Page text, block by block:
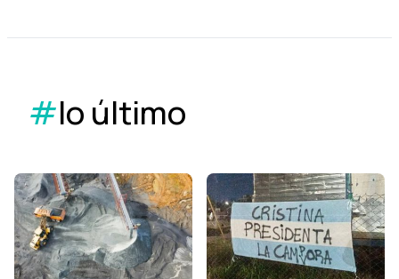
#lo último